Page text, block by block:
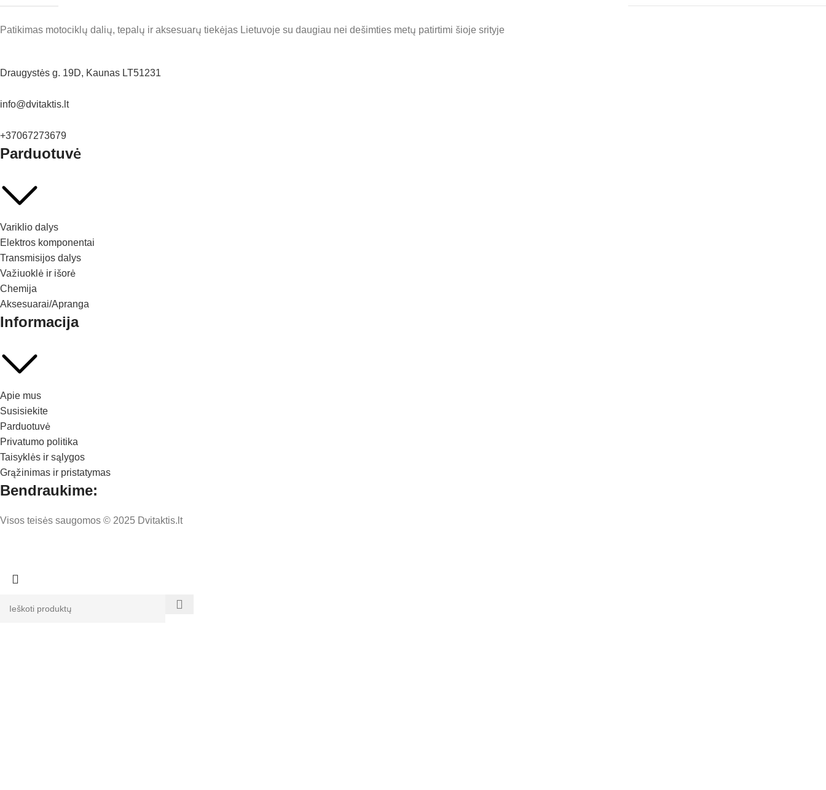
Patikimas motociklų dalių, tepalų ir aksesuarų tiekėjas Lietuvoje su daugiau nei dešimties metų patirtimi šioje srityje
Draugystės g. 19D, Kaunas LT51231
info@dvitaktis.lt
+37067273679
Parduotuvė
Variklio dalys
Elektros komponentai
Transmisijos dalys
Važiuoklė ir išorė
Chemija
Aksesuarai/Apranga
Informacija
Apie mus
Susisiekite
Parduotuvė
Privatumo politika
Taisyklės ir sąlygos
Grąžinimas ir pristatymas
Bendraukime:
Visos teisės saugomos © 2025 Dvitaktis.lt